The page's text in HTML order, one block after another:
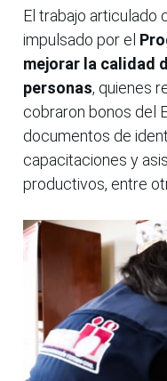
El trabajo articulado
impulsado por el
mejorar la calidad
personas, quienes
cobraron bonos del
documentos de
capacitaciones y
productivos, entre